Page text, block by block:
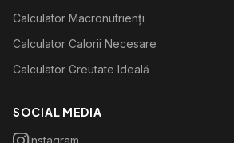
Calculator Macronutrienți
Calculator Calorii Necesare
Calculator Greutate Ideală
SOCIAL MEDIA
Instagram